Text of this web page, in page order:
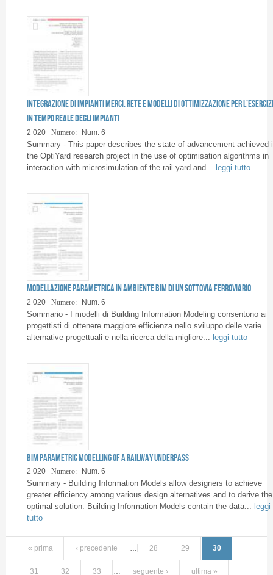
Integrazione di impianti merci, rete e modelli di ottimizzazione per
in tempo reale degli impianti
2 020 Numero: Num. 6
Summary - This paper describes the state of advancement achieved
the OptiYard research project in the use of optimisation algorithms in
interaction with microsimulation of the rail-yard and... leggi tutto
Modellazione parametrica in ambiente BIM di un sottovia ferroviario
2 020 Numero: Num. 6
Sommario - I modelli di Building Information Modeling consentono ai
progettisti di ottenere maggiore efficienza nello sviluppo delle varie
alternative progettuali e nella ricerca della migliore...
leggi tutto
BIM parametric modelling of a railway underpass
2 020 Numero: Num. 6
Summary - Building Information Models allow designers to achieve
greater efficiency among various design alternatives and to derive the
optimal solution. Building Information Models contain the data... leggi
tutto
« prima ‹ precedente … 28 29 30
31 32 33 … seguente › ultima »